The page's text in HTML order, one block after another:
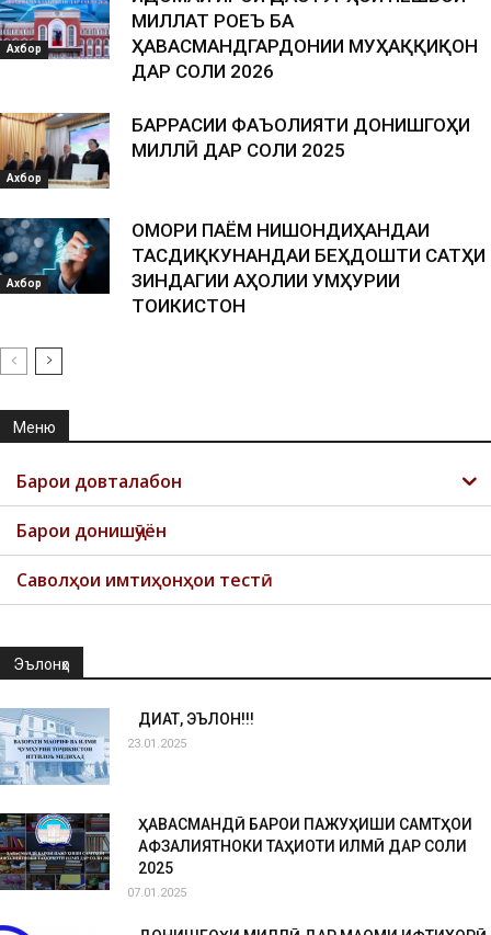
Ахбор
МИЛЛАТ РОҶЕЪ БА
ҲАВАСМАНДГАРДОНИИ МУҲАҚҚИҚОН
ДАР СОЛИ 2026
Ахбор
БАРРАСИИ ФАЪОЛИЯТИ ДОНИШГОҲИ
МИЛЛӢ ДАР СОЛИ 2025
Ахбор
ОМОРИ ПАЁМ НИШОНДИҲАНДАИ
ТАСДИҚКУНАНДАИ БЕҲДОШТИ САТҲИ
ЗИНДАГИИ АҲОЛИИ ҶУМҲУРИИ
ТОҶИКИСТОН
Меню
Барои довталабон
Барои донишҷӯён
Саволҳои имтиҳонҳои тестӣ
Эълонҳо
ДИҚҚАТ, ЭЪЛОН!!!
23.01.2025
ҲАВАСМАНДӢ БАРОИ ПАЖУҲИШИ САМТҲОИ
АФЗАЛИЯТНОКИ ТАҲҚИҚОТИ ИЛМӢ ДАР СОЛИ
2025
07.01.2025